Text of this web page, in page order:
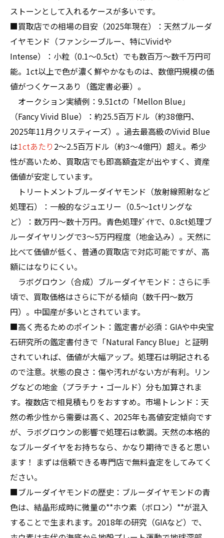
ストーンとして入れるケースが多いです。
■買取店での相場の目安（2025年現在）：天然ブルーダ
イヤモンド（ファンシーブルー、特にVividや
Intense）：小粒（0.1〜0.5ct）でも数百万〜数千万円可
能。1ct以上で色が濃く鮮やかなものは、数億円規模の価
値がつくケースあり（鑑定書必要）。
オークション実績例：9.51ctの「Mellon Blue」
（Fancy Vivid Blue）：約25.5百万ドル（約38億円、
2025年11月クリスティーズ）。過去最高級のVivid Blue
は1ctあたり2〜2.5百万ドル（約3〜4億円）超え。希少
性が高いため、買取店でも即高額査定が出やすく、資産
価値が安定しています。
トリートメントブルーダイヤモンド（放射線照射など
処理石）：一般的なジュエリー（0.5〜1ctリングな
ど）：数万円〜数十万円。青色処理ﾀﾞｲﾔで、0.8ct処理ブ
ルーダイヤリングで3〜5万円程度（地金込み）。天然に
比べて価値が低く、普通の買取店で対応可能ですが、高
額にはなりにくい。
ラボグロウン（合成）ブルーダイヤモンド：さらに手
頃で、買取価格はさらに下がる傾向（数千円〜数万
円）。中国産が多いとされています。
■高く売るためのポイント：鑑定書が必須：GIAや中央宝
石研究所の鑑定書付きで「Natural Fancy Blue」と証明
されていれば、価値が大幅アップ。処理石は明記される
ので注意。状態の良さ：傷や汚れがない方が有利。リン
グなどの地金（プラチナ・ゴールド）分も加算されま
す。複数店で相見積もりをおすすめ。市場トレンド：天
然の希少性から需要は高く、2025年も高値安定傾向です
が、ラボグロウンの影響で処理石は軟調。天然の本格的
なブルーダイヤをお持ちなら、かなり期待できると思い
ます！ まずは信頼できる専門店で無料査定をしてみてく
ださい。
■ブルーダイヤモンドの歴史：ブルーダイヤモンドの青
色は、結晶形成時に微量の**ホウ素（ボロン）**が混入
することで生まれます。2018年の研究（GIAなど）で、